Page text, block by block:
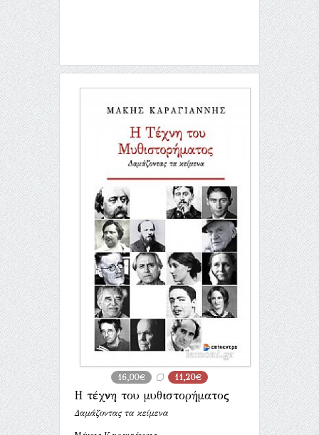
16,00€ 11,20€
Η τέχνη του μυθιστορήματος
Δαμάζοντας τα κείμενα